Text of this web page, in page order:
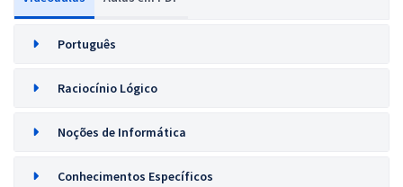
Português
Raciocínio Lógico
Noções de Informática
Conhecimentos Específicos